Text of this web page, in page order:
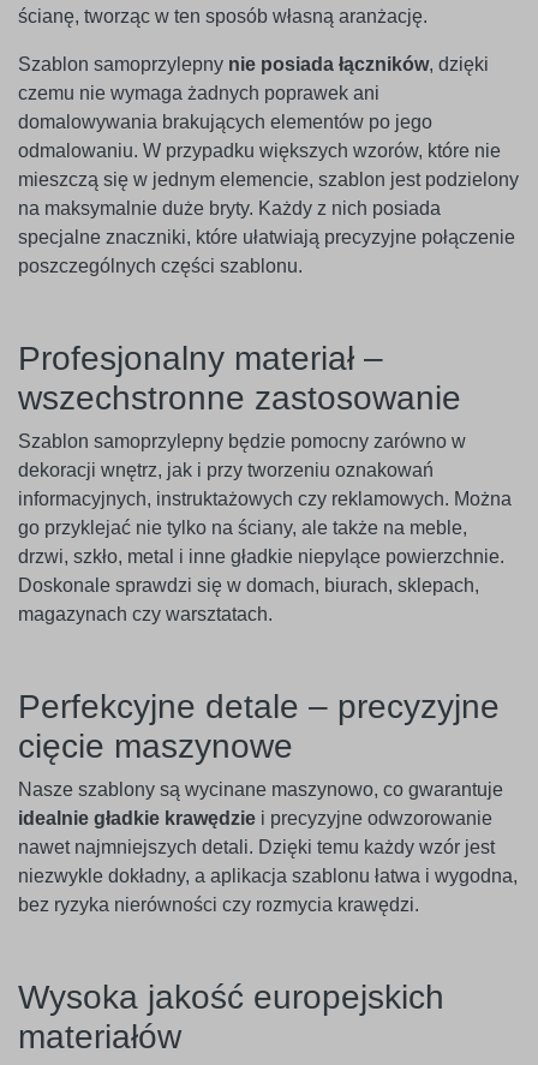
ścianę, tworząc w ten sposób własną aranżację.
Szablon samoprzylepny nie posiada łączników, dzięki
czemu nie wymaga żadnych poprawek ani
domalowywania brakujących elementów po jego
odmalowaniu. W przypadku większych wzorów, które nie
mieszczą się w jednym elemencie, szablon jest podzielony
na maksymalnie duże bryty. Każdy z nich posiada
specjalne znaczniki, które ułatwiają precyzyjne połączenie
poszczególnych części szablonu.
Profesjonalny materiał –
wszechstronne zastosowanie
Szablon samoprzylepny będzie pomocny zarówno w
dekoracji wnętrz, jak i przy tworzeniu oznakowań
informacyjnych, instruktażowych czy reklamowych. Można
go przyklejać nie tylko na ściany, ale także na meble,
drzwi, szkło, metal i inne gładkie niepylące powierzchnie.
Doskonale sprawdzi się w domach, biurach, sklepach,
magazynach czy warsztatach.
Perfekcyjne detale – precyzyjne
cięcie maszynowe
Nasze szablony są wycinane maszynowo, co gwarantuje
idealnie gładkie krawędzie i precyzyjne odwzorowanie
nawet najmniejszych detali. Dzięki temu każdy wzór jest
niezwykle dokładny, a aplikacja szablonu łatwa i wygodna,
bez ryzyka nierówności czy rozmycia krawędzi.
Wysoka jakość europejskich
materiałów